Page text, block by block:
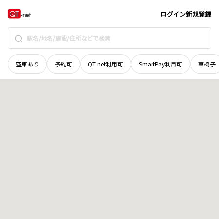
ログイン新規登録
空車あり 予約可 QT-net利用可 SmartPay利用可 車椅子
北海道